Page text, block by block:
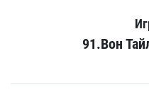
91.Вон